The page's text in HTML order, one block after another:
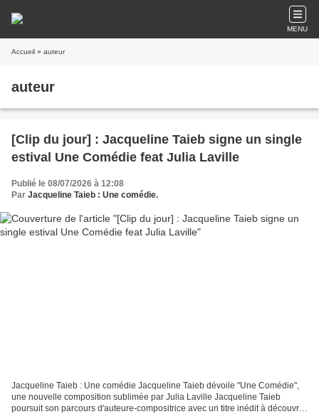
MENU
Accueil » auteur
auteur
[Clip du jour] : Jacqueline Taieb signe un single
estival Une Comédie feat Julia Laville
Publié le 08/07/2026 à 12:08
Par Jacqueline Taieb : Une comédie.
Jacqueline Taieb : Une comédie Jacqueline Taieb dévoile "Une Comédie",
une nouvelle composition sublimée par Julia Laville Jacqueline Taieb
poursuit son parcours d'auteure-compositrice avec un titre inédit à découvrir